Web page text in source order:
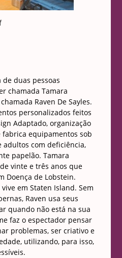
duas pessoas
chamada Tamara
Raven De Sayles.
personalizados feitos
Adaptado, organização
equipamentos sob
adultos com deficiência,
papelão. Tamara
vinte e três anos que
Doença de Lobstein.
em Staten Island. Sem
Raven usa seus
quando não está na sua
faz o espectador pensar
problemas, ser criativo e
utilizando, para isso,